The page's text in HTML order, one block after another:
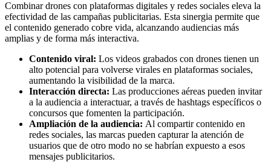
Combinar drones con plataformas digitales y redes sociales eleva la
efectividad de las campañas publicitarias. Esta sinergia permite que
el contenido generado cobre vida, alcanzando audiencias más
amplias y de forma más interactiva.
Contenido viral: Los videos grabados con drones tienen un
alto potencial para volverse virales en plataformas sociales,
aumentando la visibilidad de la marca.
Interacción directa: Las producciones aéreas pueden invitar
a la audiencia a interactuar, a través de hashtags específicos o
concursos que fomenten la participación.
Ampliación de la audiencia: Al compartir contenido en
redes sociales, las marcas pueden capturar la atención de
usuarios que de otro modo no se habrían expuesto a esos
mensajes publicitarios.